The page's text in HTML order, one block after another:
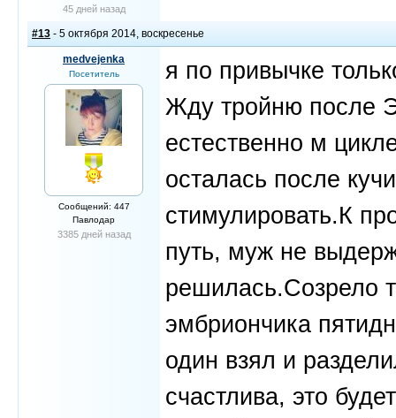
45 дней назад
#13 - 5 октября 2014, воскресенье
medvejenka
Посетитель
Сообщений: 447
Павлодар
3385 дней назад
я по привычке
Жду тройню после
естественно м
осталась после
стимулировать.К
путь, муж не
решилась.Созрело
эмбриончика
один взял и
счастлива, это